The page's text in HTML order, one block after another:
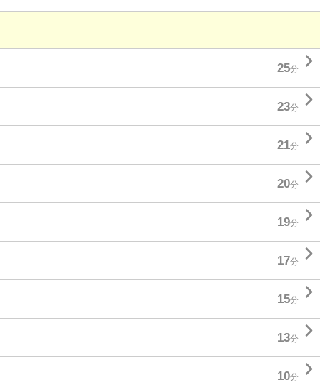
25分 
23分 
21分 
20分 
19分 
17分 
15分 
13分 
10分 